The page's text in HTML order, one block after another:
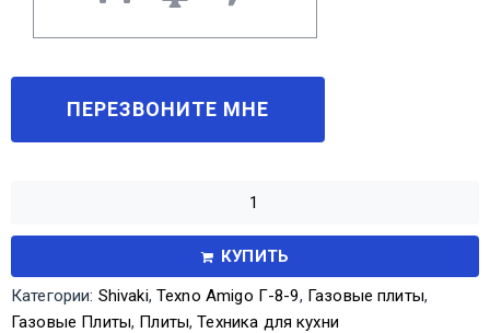
КУПИТЬ
Категории: Shivaki,Texno Amigo Г-8-9, Газовые плиты,
Газовые Плиты, Плиты,Техника для кухни